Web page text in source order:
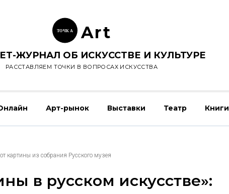
ТОЧК А Art
ЖУРНАЛ ОБ ИСКУССТВЕ И КУЛЬТУРЕ
РАССТАВЛЯЕМ ТОЧКИ В ВОПРОСАХ ИСКУССТВА
Арт-рынок Выставки Театр Книги
картины из собрания Русского музея
в русском искусстве»: